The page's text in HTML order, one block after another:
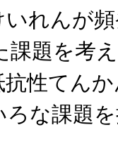
れんが
課題を考
性てん
な課題